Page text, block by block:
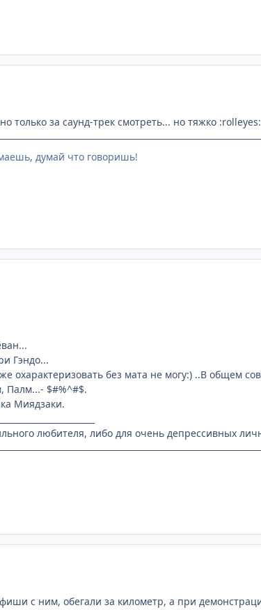
только за саунд-трек смотреть... но тяжко :rolleyes:
думай что говоришь!
Гэндо...
охарактеризовать без мата не могу:) ..В общем
Палм...- $#%^#$.
Миядзаки.
любителя, либо для очень депрессивных
с ним, обегали за километр, а при